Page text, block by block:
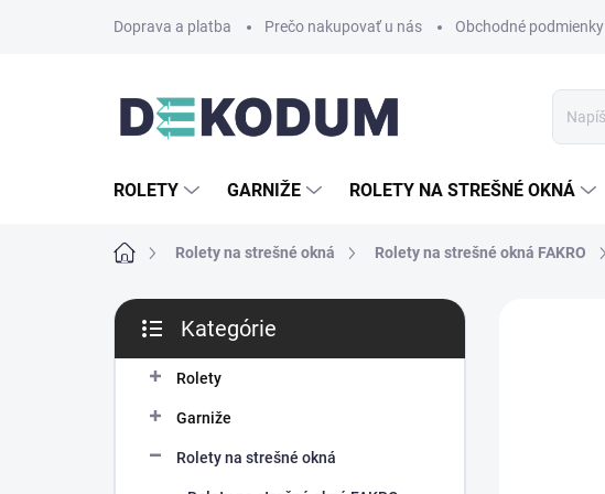
Doprava a platba Prečo nakupovať u nás Obchodné podmienky
ROLETY GARNIŽE ROLETY NA STREŠNÉ OKNÁ
DomovRolety na strešné okná Rolety na strešné okná FAKRO
B
č
kategórie
Kategórie
Rolety
Garniže
Rolety na strešné okná